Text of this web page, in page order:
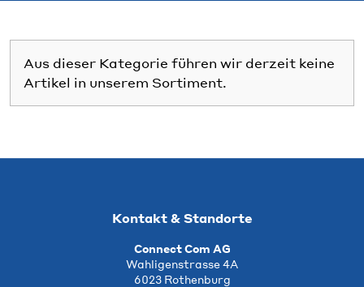
Aus dieser Kategorie führen wir derzeit keine
Artikel in unserem Sortiment.
Kontakt & Standorte
Connect Com AG
Wahligenstrasse 4A
6023 Rothenburg